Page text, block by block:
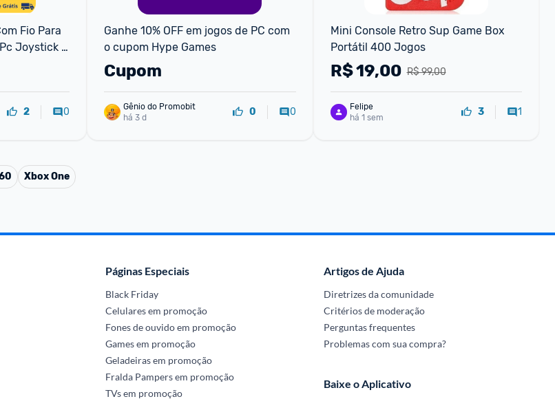
Fio Para
Joystick
2 0
Ganhe 10% OFF em jogos de PC com
o cupom Hype Games
Cupom
Gênio do Promobit
há 3 d
0 0
Mini Console Retro Sup Game Box
Portátil 400 Jogos
R$ 99,00
R$19,00
Felipe
há 1 sem
3 1
Xbox One
Páginas Especiais
Black Friday
Celulares em promoção
Fones de ouvido em promoção
Games em promoção
Geladeiras em promoção
Fralda Pampers em promoção
TVs em promoção
Artigos de Ajuda
Diretrizes da comunidade
Critérios de moderação
Perguntas frequentes
Problemas com sua compra?
Baixe o Aplicativo